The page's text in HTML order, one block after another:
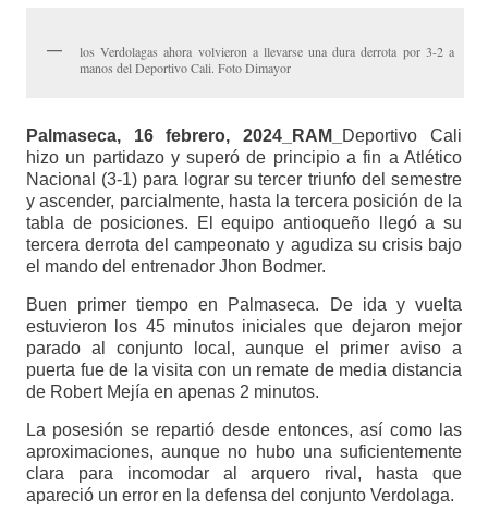
los Verdolagas ahora volvieron a llevarse una dura derrota por 3-2 a
manos del Deportivo Cali. Foto Dimayor
Palmaseca, 16 febrero, 2024_RAM_
Deportivo Cali
hizo un partidazo y superó de principio a fin a Atlético
Nacional (3-1) para lograr su tercer triunfo del semestre
y ascender, parcialmente, hasta la tercera posición de la
tabla de posiciones. El equipo antioqueño llegó a su
tercera derrota del campeonato y agudiza su crisis bajo
el mando del entrenador Jhon Bodmer.
Buen primer tiempo en Palmaseca. De ida y vuelta
estuvieron los 45 minutos iniciales que dejaron mejor
parado al conjunto local, aunque el primer aviso a
puerta fue de la visita con un remate de media distancia
de Robert Mejía en apenas 2 minutos.
La posesión se repartió desde entonces, así como las
aproximaciones, aunque no hubo una suficientemente
clara para incomodar al arquero rival, hasta que
apareció un error en la defensa del conjunto Verdolaga.